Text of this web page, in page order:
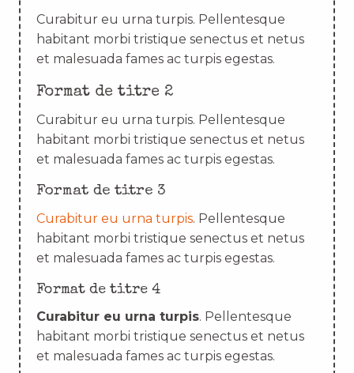
Curabitur eu urna turpis. Pellentesque
habitant morbi tristique senectus et netus
et malesuada fames ac turpis egestas.
Format de titre 2
Curabitur eu urna turpis. Pellentesque
habitant morbi tristique senectus et netus
et malesuada fames ac turpis egestas.
Format de titre 3
Curabitur eu urna turpis. Pellentesque
habitant morbi tristique senectus et netus
et malesuada fames ac turpis egestas.
Format de titre 4
Curabitur eu urna turpis. Pellentesque
habitant morbi tristique senectus et netus
et malesuada fames ac turpis egestas.